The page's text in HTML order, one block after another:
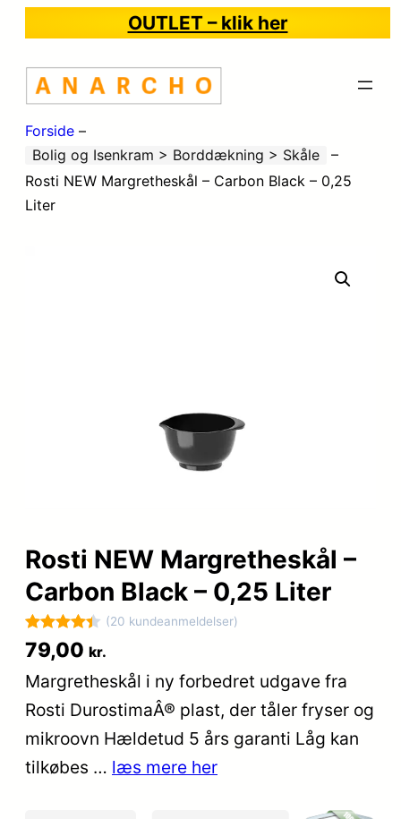
OUTLET – klik her
Forside –
Bolig og Isenkram > Borddækning > Skåle
–
Rosti NEW Margretheskål – Carbon Black – 0,25
Liter
Rosti NEW Margretheskål –
Carbon Black – 0,25 Liter
Bedømt
som
ud af 5
baseret
20
mmelser
(20 kundeanmeldelser)
79,00 kr.
Margretheskål i ny forbedret udgave fra
Rosti DurostimaÂ® plast, der tåler fryser og
mikroovn Hældetud 5 års garanti Låg kan
tilkøbes … læs mere her